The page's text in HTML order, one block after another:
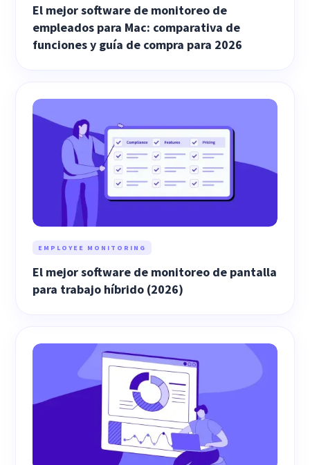
El mejor software de monitoreo de
empleados para Mac: comparativa de
funciones y guía de compra para 2026
EMPLOYEE MONITORING
El mejor software de monitoreo de pantalla
para trabajo híbrido (2026)